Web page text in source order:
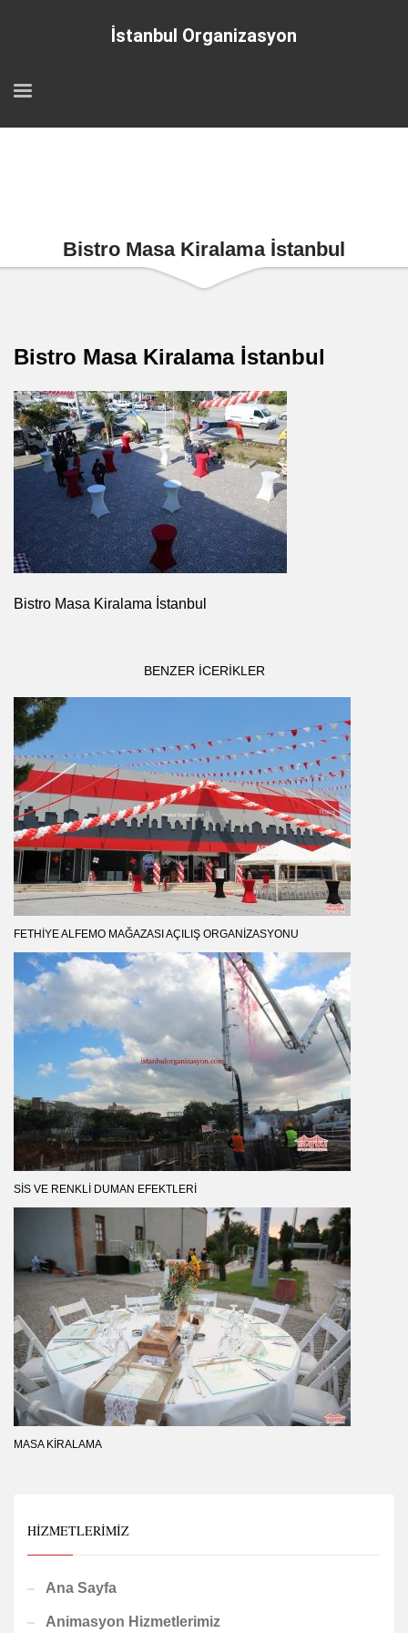
İstanbul Organizasyon
Bistro Masa Kiralama İstanbul
Bistro Masa Kiralama İstanbul
Bistro Masa Kiralama İstanbul
BENZER ICERIKLER
FETHIYE ALFEMO MAĞAZASI AÇILIŞ ORGANIZASYONU
SIS VE RENKLI DUMAN EFEKTLERI
MASA KIRALAMA
HIZMETLERIMIZ
Ana Sayfa
Animasyon Hizmetlerimiz